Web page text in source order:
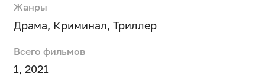
Жанры
Драма, Криминал, Триллер
Всего фильмов
1, 2021